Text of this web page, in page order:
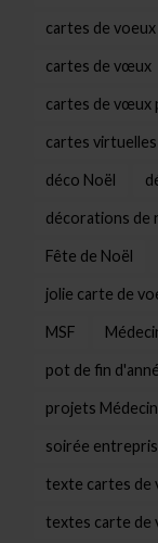
cartes de
cartes de vœux
cartes de vœux
cartes virtuelles
déco Noël
décorations de
Fête de Noël
jolie carte de
MSF
pot de fin
projets
soirée
texte cartes de
textes carte de